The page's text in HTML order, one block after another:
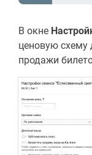
В окне
ценовую схему
продажи